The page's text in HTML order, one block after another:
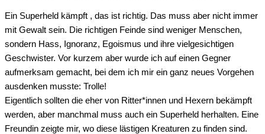
Ein Superheld kämpft , das ist richtig. Das muss aber nicht immer
mit Gewalt sein. Die richtigen Feinde sind weniger Menschen,
sondern Hass, Ignoranz, Egoismus und ihre vielgesichtigen
Geschwister. Vor kurzem aber wurde ich auf einen Gegner
aufmerksam gemacht, bei dem ich mir ein ganz neues Vorgehen
ausdenken musste: Trolle!
Eigentlich sollten die eher von Ritter*innen und Hexern bekämpft
werden, aber manchmal muss auch ein Superheld herhalten. Eine
Freundin zeigte mir, wo diese lästigen Kreaturen zu finden sind.